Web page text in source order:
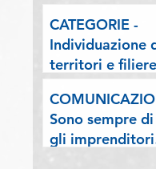
Esposto delle
Associazioni
lombarde: "Le
valgano per
CATEGORIE -
Individuazione
territori e filiere
pilota
"Programma
– Ecodesign
valorizzazione
Sono sempre
gli imprenditori